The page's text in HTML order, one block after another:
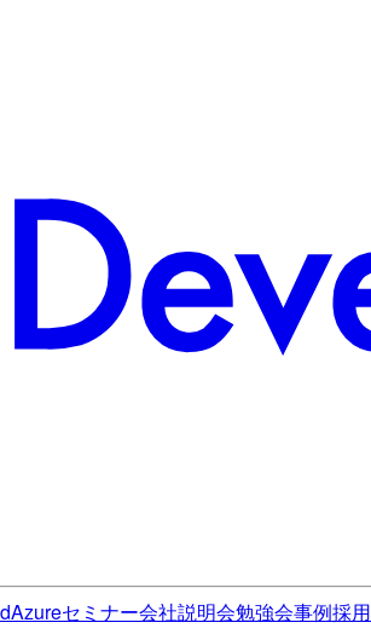
Azureセミナー会社説明会勉強会事例採用